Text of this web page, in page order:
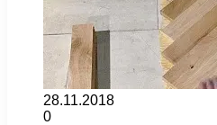
28.11.2018
0